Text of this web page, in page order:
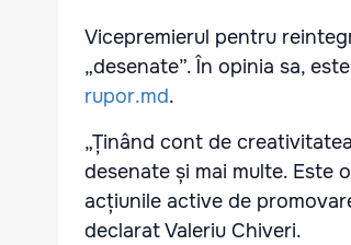
Vicepremierul pentru
„desenate”. În opinia sa,
rupor.md.
„Ținând cont de
desenate și mai multe. Este
acțiunile active de
declarat Valeriu Chiveri.